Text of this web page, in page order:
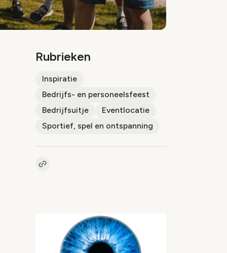
Rubrieken
Inspiratie
Bedrijfs- en personeelsfeest
Bedrijfsuitje
Eventlocatie
Sportief, spel en ontspanning
Kopieer link naar artikel